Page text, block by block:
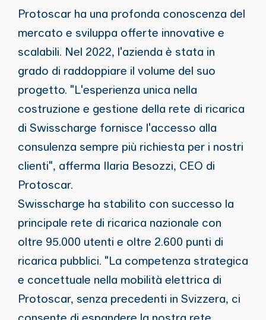
Protoscar ha una profonda conoscenza del
mercato e sviluppa offerte innovative e
scalabili. Nel 2022, l'azienda è stata in
grado di raddoppiare il volume del suo
progetto. "L'esperienza unica nella
costruzione e gestione della rete di ricarica
di Swisscharge fornisce l'accesso alla
consulenza sempre più richiesta per i nostri
clienti", afferma Ilaria Besozzi, CEO di
Protoscar.
Swisscharge ha stabilito con successo la
principale rete di ricarica nazionale con
oltre 95.000 utenti e oltre 2.600 punti di
ricarica pubblici. "La competenza strategica
e concettuale nella mobilità elettrica di
Protoscar, senza precedenti in Svizzera, ci